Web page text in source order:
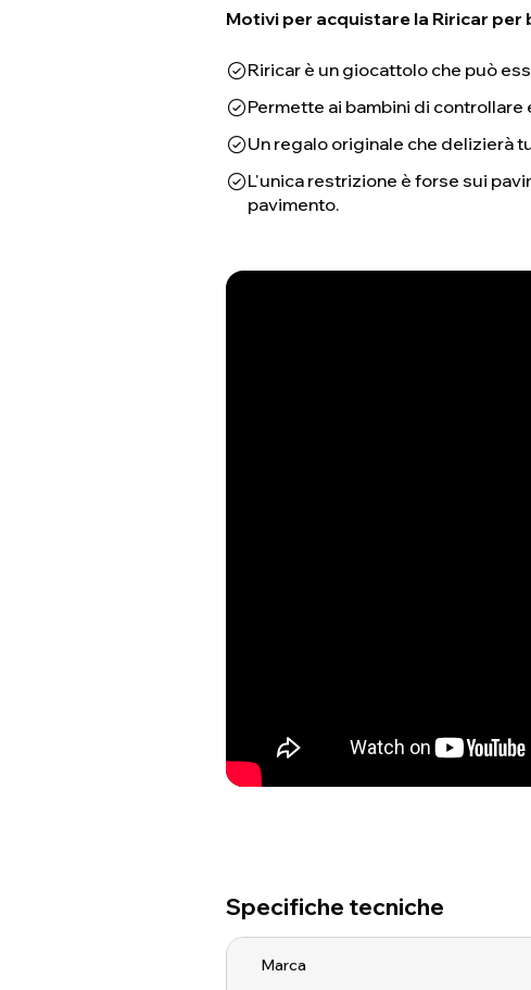
Motivi per acquistare la Riricar per
Riricar è un giocattolo che può
Permette ai bambini di
Un regalo originale che delizierà
L'unica restrizione è forse sui
pavimento.
Specifiche tecniche
Marca